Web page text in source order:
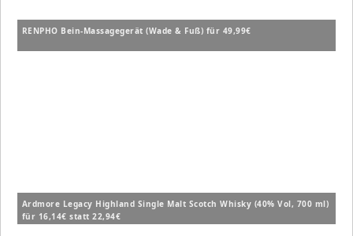
RENPHO Bein-Massagegerät (Wade & Fuß) für 49,99€
Ardmore Legacy Highland Single Malt Scotch Whisky (40% Vol, 700 ml)
für 16,14€ statt 22,94€